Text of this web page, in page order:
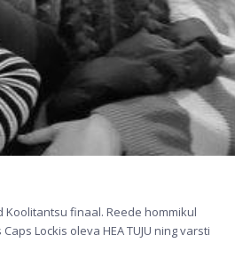
finaal. Reede hommikul
Lockis oleva HEA TUJU ning varsti